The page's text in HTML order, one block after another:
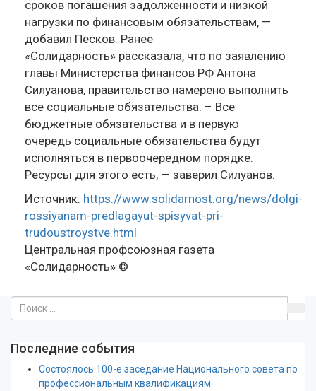
сроков погашения задолженности и низкой
нагрузки по финансовым обязательствам, —
добавил Песков. Ранее
«Солидарность» рассказала, что по заявлению
главы Министерства финансов РФ Антона
Силуанова, правительство намерено выполнить
все социальные обязательства. – Все
бюджетные обязательства и в первую
очередь социальные обязательства будут
исполняться в первоочередном порядке.
Ресурсы для этого есть, — заверил Силуанов.
Источник: https://www.solidarnost.org/news/dolgi-
rossiyanam-predlagayut-spisyvat-pri-
trudoustroystve.html
Центральная профсоюзная газета
«Солидарность» ©
Последние события
Состоялось 100-е заседание Национального совета по
профессиональным квалификациям